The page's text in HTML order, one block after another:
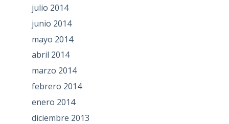
julio 2014
junio 2014
mayo 2014
abril 2014
marzo 2014
febrero 2014
enero 2014
diciembre 2013